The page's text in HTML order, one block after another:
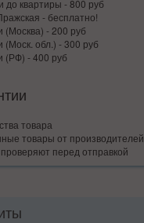
до квартиры - 800 руб
- бесплатно!
(Москва) - 200 руб
(Моск. обл.) - 300 руб
(РФ) - 400 руб
товара
товары от производителей
перед отправкой